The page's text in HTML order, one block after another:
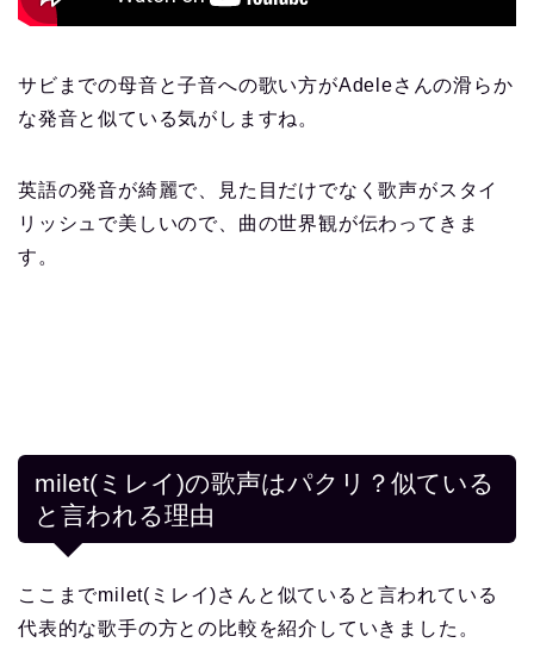
サビまでの母音と子音への歌い方がAdeleさんの滑らか
な発音と似ている気がしますね。
英語の発音が綺麗で、見た目だけでなく歌声がスタイ
リッシュで美しいので、曲の世界観が伝わってきま
す。
milet(ミレイ)の歌声はパクリ？似ている
と言われる理由
ここまでmilet(ミレイ)さんと似ていると言われている
代表的な歌手の方との比較を紹介していきました。